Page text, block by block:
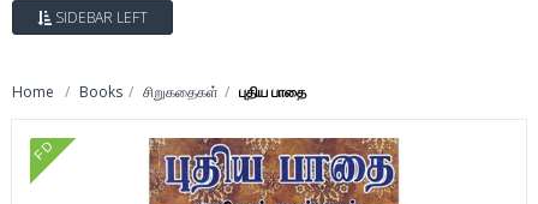
SIDEBAR LEFT
Home Books சிறுகதைகள் புதிய பாதை
FD